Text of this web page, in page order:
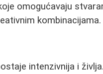
omogućavaju
kombinacijama.
intenzivnija i